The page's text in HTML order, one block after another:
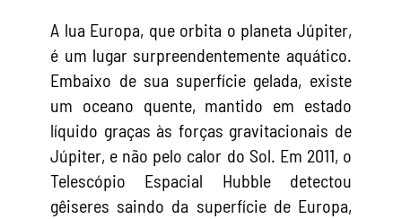
A lua Europa, que orbita o planeta Júpiter,
é um lugar surpreendentemente aquático.
Embaixo de sua superfície gelada, existe
um oceano quente, mantido em estado
líquido graças às forças gravitacionais de
Júpiter, e não pelo calor do Sol. Em 2011, o
Telescópio Espacial Hubble detectou
gêiseres saindo da superfície de Europa,